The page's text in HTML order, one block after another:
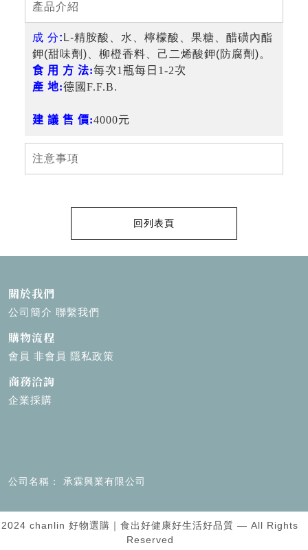
產品介紹
成 分: L-精胺酸、水、檸檬酸、果糖、醋磺內酯
鉀(甜味劑)、柳橙香料、己二烯酸鉀(防腐劑)。
食 用 方 法:每次1瓶每日1-2次
產 地:德國F.F.B.
建 議 售 價:4000元
注意事項
回列表頁
關於我們
公司簡介 聯繫我們
購物流程
會員 非會員 隱私政策
商務洽詢
企業採購
公司名稱 承霖興業有限公司
2024 chanlin 好物選購｜食出好健康好生活好品質 — All Rights
Reserved